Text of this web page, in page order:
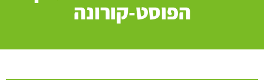
הפוסט-קורונה